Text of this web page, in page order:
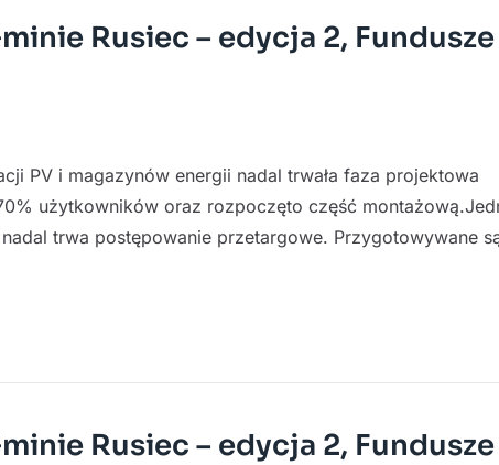
Rusiec – edycja 2, Fundusze
PV i magazynów energii nadal trwała faza projektowa
użytkowników oraz rozpoczęto część
trwa postępowanie przetargowe. Przygotowywane
Rusiec – edycja 2, Fundusze